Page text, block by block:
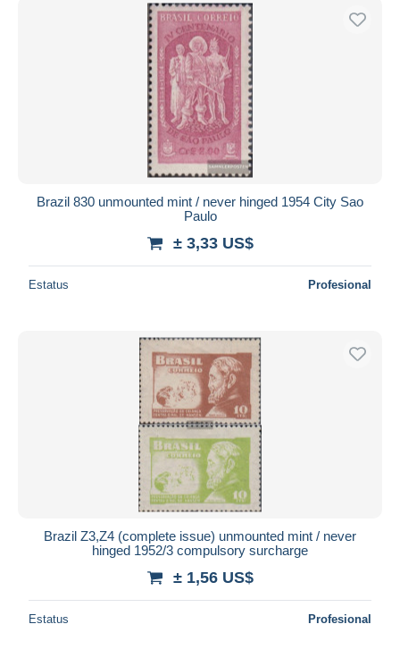
Brazil 830 unmounted mint / never hinged 1954 City Sao
Paulo
± 3,33 US$
Estatus Profesional
Brazil Z3,Z4 (complete issue) unmounted mint / never
hinged 1952/3 compulsory surcharge
± 1,56 US$
Estatus Profesional